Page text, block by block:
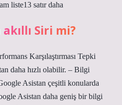
liste13 satır daha
Siri mi?
Karşılaştırması Tepki
daha hızlı olabilir. – Bilgi
Asistan çeşitli konularda
Asistan daha geniş bir bilgi